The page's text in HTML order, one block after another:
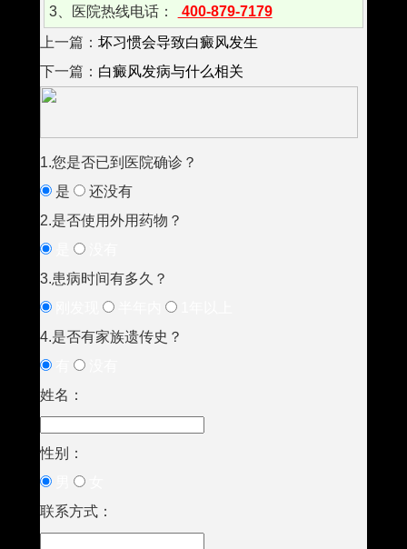
3、医院热线电话：
400-879-7179
上一篇： 坏习惯会导致白癜风发生
下一篇： 白癜风发病与什么相关
1.您是否已到医院确诊？
是
还没有
2.是否使用外用药物？
3.患病时间有多久？
4.是否有家族遗传史？
姓名：
性别：
联系方式：